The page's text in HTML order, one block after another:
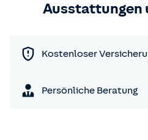
Ausstattungen
Kostenloser
Persönliche Beratung